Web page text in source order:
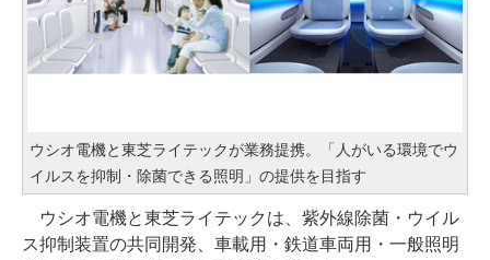
ウシオ電機と東芝ライテックが業務提携。「人がいる環境でウ
イルスを抑制・除菌できる照明」の提供を目指す
ウシオ電機と東芝ライテックは、紫外線除菌・ウイル
ス抑制装置の共同開発、車載用・鉄道車両用・一般照明